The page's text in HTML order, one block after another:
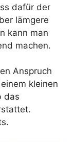
dafür der
lämgere
kann man
machen.
Anspruch
kleinen
das